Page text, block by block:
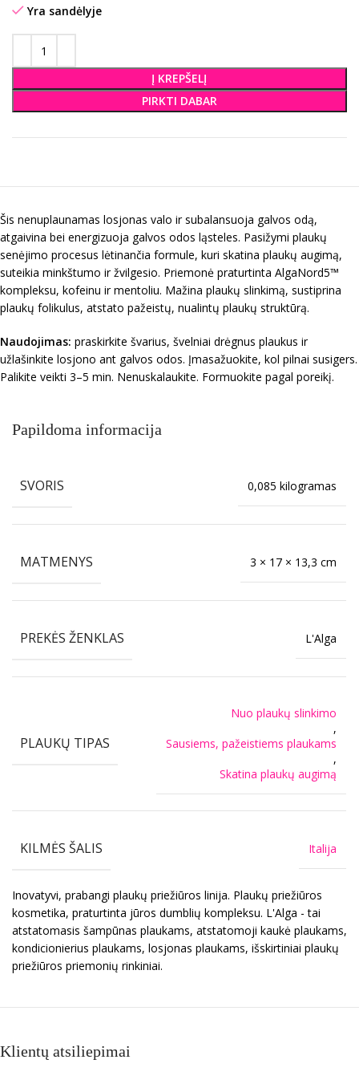
Yra sandėlyje
Į KREPŠELĮ
PIRKTI DABAR
Šis nenuplaunamas losjonas valo ir subalansuoja galvos odą,
atgaivina bei energizuoja galvos odos ląsteles. Pasižymi plaukų
senėjimo procesus lėtinančia formule, kuri skatina plaukų augimą,
suteikia minkštumo ir žvilgesio. Priemonė praturtinta AlgaNord5™
kompleksu, kofeinu ir mentoliu. Mažina plaukų slinkimą, sustiprina
plaukų folikulus, atstato pažeistų, nualintų plaukų struktūrą.
Naudojimas: praskirkite švarius, švelniai drėgnus plaukus ir
užlašinkite losjono ant galvos odos. Įmasažuokite, kol pilnai susigers.
Palikite veikti 3–5 min. Nenuskalaukite. Formuokite pagal poreikį.
Papildoma informacija
SVORIS 0,085 kilogramas
MATMENYS 3 × 17 × 13,3 cm
PREKĖS ŽENKLAS L'Alga
PLAUKŲ TIPAS
Nuo plaukų slinkimo
,
Sausiems, pažeistiems plaukams
,
Skatina plaukų augimą
KILMĖS ŠALIS Italija
Inovatyvi, prabangi plaukų priežiūros linija. Plaukų priežiūros
kosmetika, praturtinta jūros dumblių kompleksu. L'Alga - tai
atstatomasis šampūnas plaukams, atstatomoji kaukė plaukams,
kondicionierius plaukams, losjonas plaukams, išskirtiniai plaukų
priežiūros priemonių rinkiniai.
Klientų atsiliepimai